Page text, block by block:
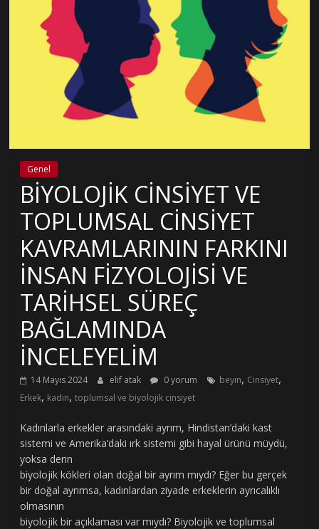
Genel
BİYOLOJİK CİNSİYET VE
TOPLUMSAL CİNSİYET
KAVRAMLARININ FARKINI
İNSAN FİZYOLOJİSİ VE
TARİHSEL SÜREÇ
BAĞLAMINDA
İNCELEYELİM
14 Mayıs 2024 elif atak 0 yorum beyin, Cinsiyet,
Erkek, kadın,toplumsal ve biyolojik cinsiyet
Kadınlarla erkekler arasındaki ayrım, Hindistan’daki kast
sistemi ve Amerika’daki ırk sistemi gibi hayal ürünü müydü,
yoksa derin
biyolojik kökleri olan doğal bir ayrım mıydı? Eğer bu gerçek
bir doğal ayrımsa, kadınlardan ziyade erkeklerin ayrıcalıklı
olmasının
biyolojik bir açıklaması var mıydı? Biyolojik ve toplumsal